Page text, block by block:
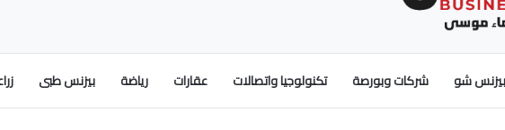
بيزنس شو شركات وبورصة تكنولوجيا واتصالات عقارات رياضة بيزنس طبى